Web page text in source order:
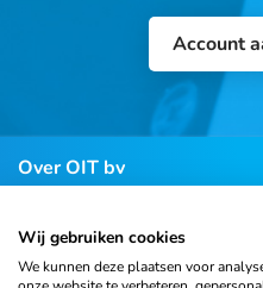
Account
Over OIT bv
Klantenservice
Wij gebruiken cookies
We kunnen deze plaatsen voor